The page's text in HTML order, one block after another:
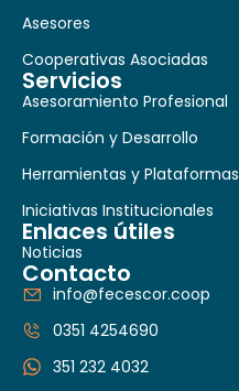
Asesores
Cooperativas Asociadas
Servicios
Asesoramiento Profesional
Formación y Desarrollo
Herramientas y Plataformas
Iniciativas Institucionales
Enlaces útiles
Noticias
Contacto
info@fecescor.coop
0351 4254690
351 232 4032